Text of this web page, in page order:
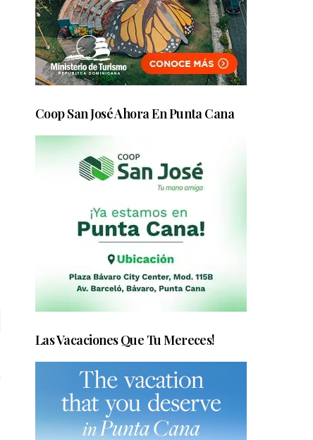
Coop San José Ahora En Punta Cana
Las Vacaciones Que Tu Mereces!